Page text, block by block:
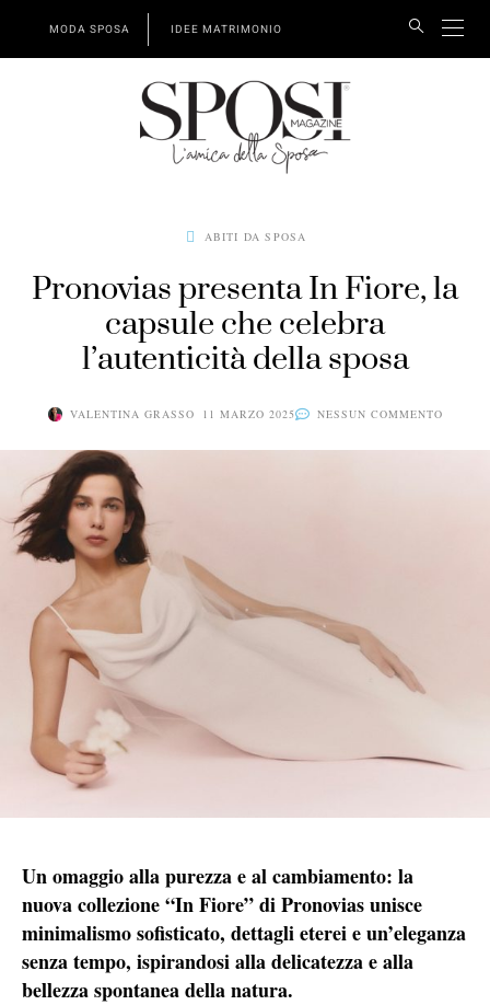
MODA SPOSA IDEE MATRIMONIO
ABITI DA SPOSA
Pronovias presenta In Fiore, la
capsule che celebra
l’autenticità della sposa
VALENTINA GRASSO 11 MARZO 2025 NESSUN COMMENTO
Un omaggio alla purezza e al cambiamento: la
nuova collezione “In Fiore” di Pronovias unisce
minimalismo sofisticato, dettagli eterei e un’eleganza
senza tempo, ispirandosi alla delicatezza e alla
bellezza spontanea della natura.